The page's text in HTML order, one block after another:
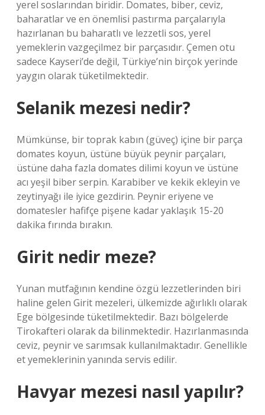
yerel soslarından biridir. Domates, biber, ceviz,
baharatlar ve en önemlisi pastırma parçalarıyla
hazırlanan bu baharatlı ve lezzetli sos, yerel
yemeklerin vazgeçilmez bir parçasıdır. Çemen otu
sadece Kayseri’de değil, Türkiye’nin birçok yerinde
yaygın olarak tüketilmektedir.
Selanik mezesi nedir?
Mümkünse, bir toprak kabın (güveç) içine bir parça
domates koyun, üstüne büyük peynir parçaları,
üstüne daha fazla domates dilimi koyun ve üstüne
acı yeşil biber serpin. Karabiber ve kekik ekleyin ve
zeytinyağı ile iyice gezdirin. Peynir eriyene ve
domatesler hafifçe pişene kadar yaklaşık 15-20
dakika fırında bırakın.
Girit nedir meze?
Yunan mutfağının kendine özgü lezzetlerinden biri
haline gelen Girit mezeleri, ülkemizde ağırlıklı olarak
Ege bölgesinde tüketilmektedir. Bazı bölgelerde
Tirokafteri olarak da bilinmektedir. Hazırlanmasında
ceviz, peynir ve sarımsak kullanılmaktadır. Genellikle
et yemeklerinin yanında servis edilir.
Havyar mezesi nasıl yapılır?